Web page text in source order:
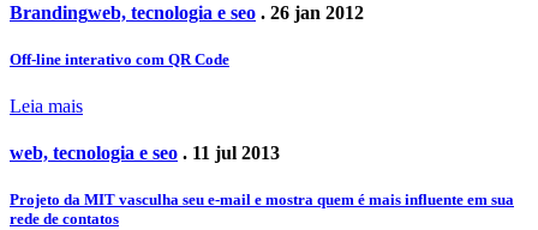
Brandingweb, tecnologia e seo . 26 jan 2012
Off-line interativo com QR Code
Leia mais
web, tecnologia e seo . 11 jul 2013
Projeto da MIT vasculha seu e-mail e mostra quem é mais influente em sua
rede de contatos